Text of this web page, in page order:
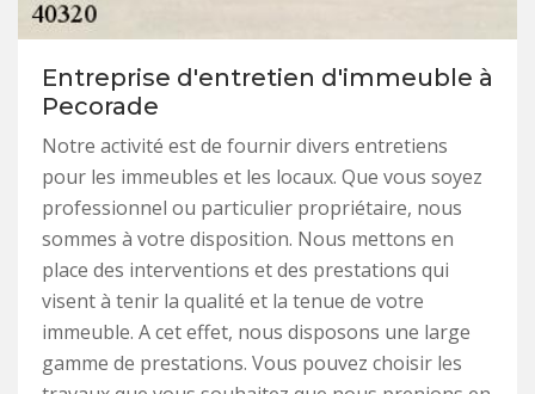
Entreprise d'entretien d'immeuble à
Pecorade
Notre activité est de fournir divers entretiens
pour les immeubles et les locaux. Que vous soyez
professionnel ou particulier propriétaire, nous
sommes à votre disposition. Nous mettons en
place des interventions et des prestations qui
visent à tenir la qualité et la tenue de votre
immeuble. A cet effet, nous disposons une large
gamme de prestations. Vous pouvez choisir les